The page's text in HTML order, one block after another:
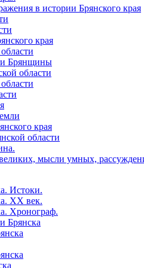
в истории Брянского края
края
Брянщины
области
края
области
мысли умных,
Истоки.
XX век.
Хронограф.
Брянска